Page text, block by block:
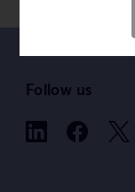
Follow us